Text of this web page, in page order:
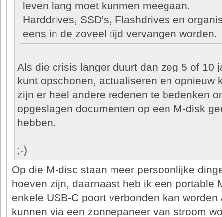
leven lang moet kunmen meegaan.
Harddrives, SSD's, Flashdrives en
eens in de zoveel tijd vervangen worden.
Als die crisis langer duurt dan zeg 5 of 10
kunt opschonen, actualiseren en opnieuw
zijn er heel andere redenen te bedenken
opgeslagen documenten op een M-disk
hebben.
;-)
Op die M-disc staan meer persoonlijke
hoeven zijn, daarnaast heb ik een portable
enkele USB-C poort verbonden kan
kunnen via een zonnepaneer van stroom